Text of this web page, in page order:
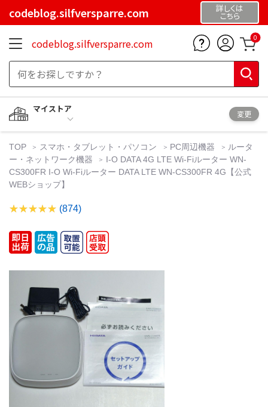
codeblog.silfversparre.com 詳しくは
こちら
codeblog.silfversparre.com 0
マイストア
変更
TOP スマホ・タブレット・パソコン PC周辺機器
ルータ
ー・ネットワーク機器
I-O DATA 4G LTE Wi-Fiルーター WN-
CS300FR I-O Wi-Fiルーター DATA LTE WN-CS300FR 4G【公式
WEBショップ】
(874)